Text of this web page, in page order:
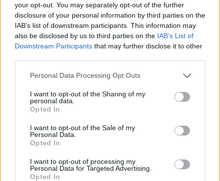
your opt-out. You may separately opt-out of the further
disclosure of your personal information by third parties on the
IAB’s list of downstream participants. This information may
also be disclosed by us to third parties on the IAB’s List of
Downstream Participants that may further disclose it to other
Personal Data Processing Opt Outs
I want to opt-out of the Sharing of my
personal data.
Opted In
I want to opt-out of the Sale of my
Personal Data.
Opted In
I want to opt-out of processing my
Personal Data for Targeted Advertising.
Opted In